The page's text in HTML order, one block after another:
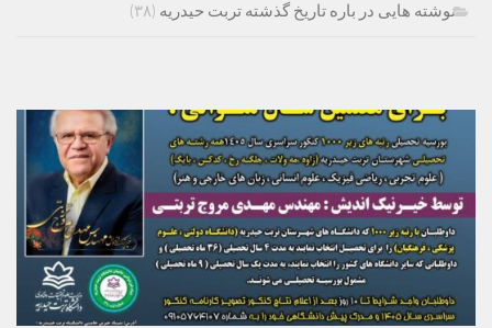
نوشته هایی در باره تاریخ گذشته تربت حیدریه (۳۸)